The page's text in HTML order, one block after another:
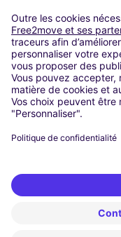
Paris
Madrid
Washington DC
Milan
Rome
Turin
Vienne
Berlin
Düsseldorf